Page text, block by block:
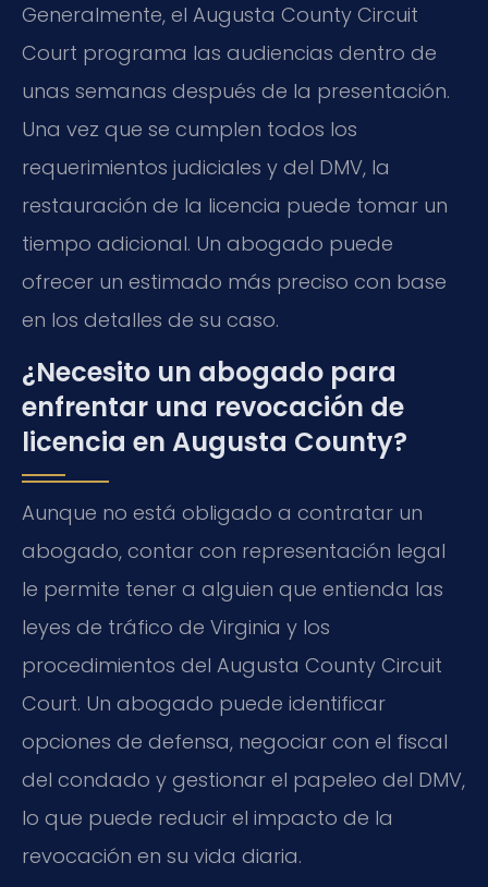
Generalmente, el Augusta County Circuit
Court programa las audiencias dentro de
unas semanas después de la presentación.
Una vez que se cumplen todos los
requerimientos judiciales y del DMV, la
restauración de la licencia puede tomar un
tiempo adicional. Un abogado puede
ofrecer un estimado más preciso con base
en los detalles de su caso.
¿Necesito un abogado para
enfrentar una revocación de
licencia en Augusta County?
Aunque no está obligado a contratar un
abogado, contar con representación legal
le permite tener a alguien que entienda las
leyes de tráfico de Virginia y los
procedimientos del Augusta County Circuit
Court. Un abogado puede identificar
opciones de defensa, negociar con el fiscal
del condado y gestionar el papeleo del DMV,
lo que puede reducir el impacto de la
revocación en su vida diaria.